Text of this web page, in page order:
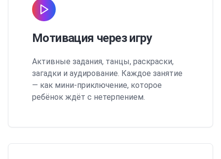
Мотивация через игру
Активные задания, танцы, раскраски,
загадки и аудирование. Каждое занятие
— как мини-приключение, которое
ребёнок ждёт с нетерпением.